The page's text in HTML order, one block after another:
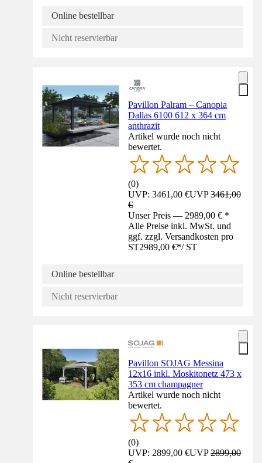
Online bestellbar
Nicht reservierbar
Pavillon Palram – Canopia
Dallas 6100 612 x 364 cm
anthrazit
Artikel wurde noch nicht
bewertet.
(0)
UVP: 3461,00 €UVP3461,00
€
Unser Preis — 2989,00 € *
Alle Preise inkl. MwSt. und
ggf. zzgl. Versandkosten pro
ST2989,00 €*/ ST
Online bestellbar
Nicht reservierbar
Pavillon SOJAG Messina
12x16 inkl. Moskitonetz 473 x
353 cm champagner
Artikel wurde noch nicht
bewertet.
(0)
UVP: 2899,00 €UVP2899,00